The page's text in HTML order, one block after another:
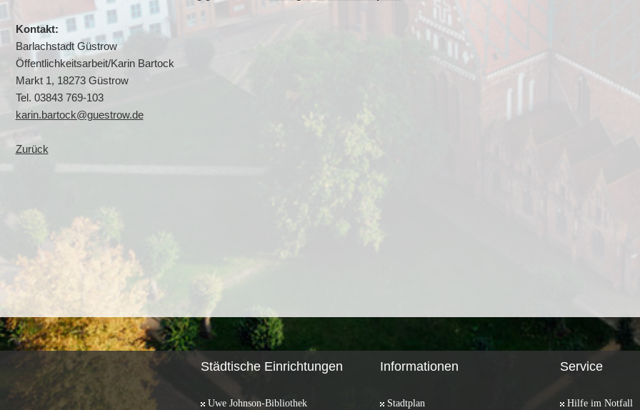
Kontakt:
Barlachstadt Güstrow
Öffentlichkeitsarbeit/Karin Bartock
Markt 1, 18273 Güstrow
Tel. 03843 769-103
karin.bartock@guestrow.de
Zurück
Städtische Einrichtungen
Uwe Johnson-Bibliothek
Informationen
Stadtplan
Service
Hilfe im Notfall